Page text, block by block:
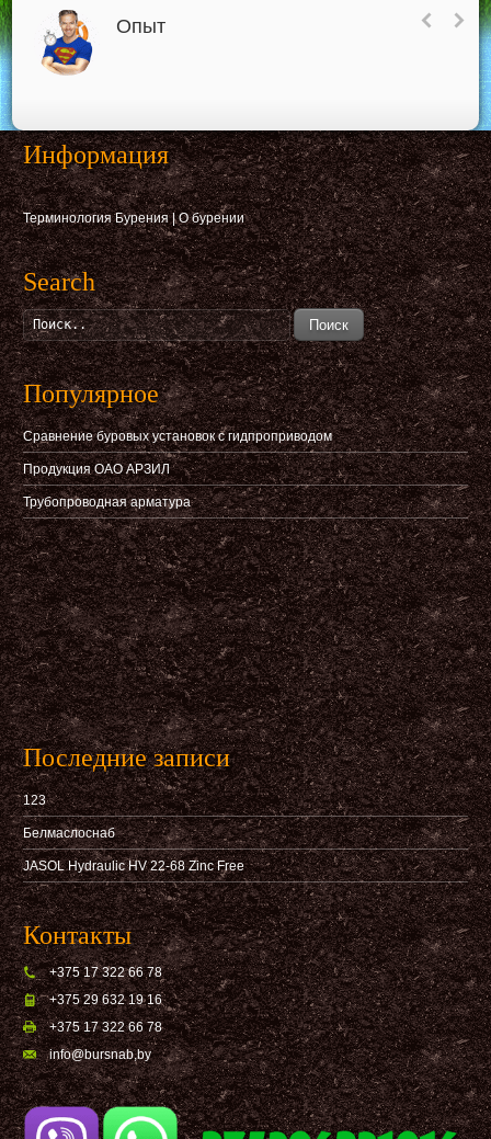
Опыт
Информация
Терминология Бурения|О бурении
Search
Поиск
Популярное
Сравнение буровых установок с гидпроприводом
Продукция ОАО АРЗИЛ
Трубопроводная арматура
Последние записи
123
Белмаслоснаб
JASOL Hydraulic HV 22-68 Zinc Free
Контакты
+375 17 322 66 78
+375 29 632 19 16
+375 17 322 66 78
info@bursnab,by